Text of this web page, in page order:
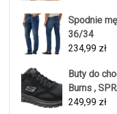
Spodnie
36/34
234,99 zł
Buty do
Burns ,
249,99 zł